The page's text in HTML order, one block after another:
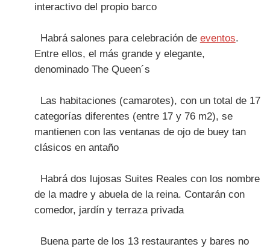
interactivo del propio barco
Habrá salones para celebración de eventos.
Entre ellos, el más grande y elegante,
denominado The Queen´s
Las habitaciones (camarotes), con un total de 17
categorías diferentes (entre 17 y 76 m2), se
mantienen con las ventanas de ojo de buey tan
clásicos en antaño
Habrá dos lujosas Suites Reales con los nombre
de la madre y abuela de la reina. Contarán con
comedor, jardín y terraza privada
Buena parte de los 13 restaurantes y bares no